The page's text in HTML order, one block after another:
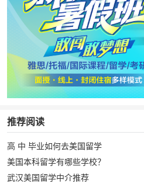
推荐阅读
高 中 毕业如何去美国留学
美国本科留学有哪些学校？
武汉美国留学中介推荐